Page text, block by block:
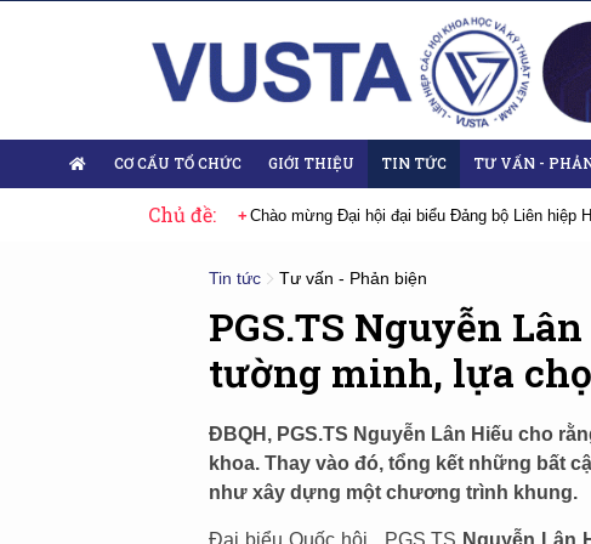
CƠ CẤU TỔ CHỨC GIỚI THIỆU TIN TỨC TƯ VẤN -
Chủ đề:
Chào mừng Đại hội đại biểu Đảng bộ Liên hiệp Hội Việt Nam
Tin tức Tư vấn - Phản biện
PGS.TS Nguyễn
tường minh, lựa
ĐBQH, PGS.TS Nguyễn Lân Hiếu cho
khoa. Thay vào đó, tổng kết những bất
như xây dựng một chương trình khung.
Đại biểu Quốc hội , PGS.TS Nguyễn Lân